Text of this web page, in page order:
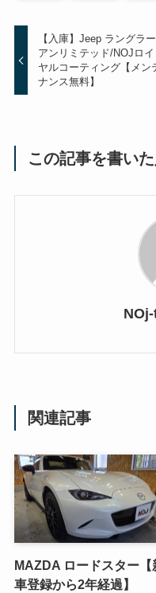
【入庫】Jeep ラングラー
アンリミテッド/NOJロイ
ヤルコーティング【メン
ナンス無料】
この記事を書いた
関連記事
MAZDA ロードスター【
車登録から2年経過】